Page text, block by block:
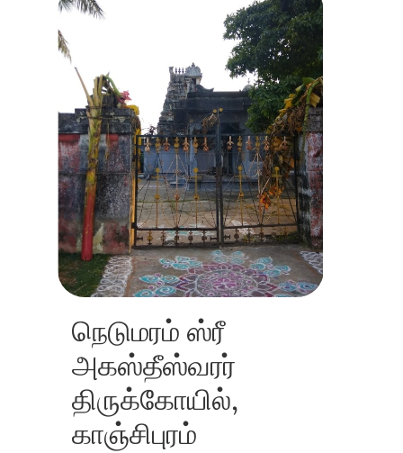
நெடுமரம் ஸ்ரீ
அகஸ்தீஸ்வரர்
திருக்கோயில்,
காஞ்சிபுரம்